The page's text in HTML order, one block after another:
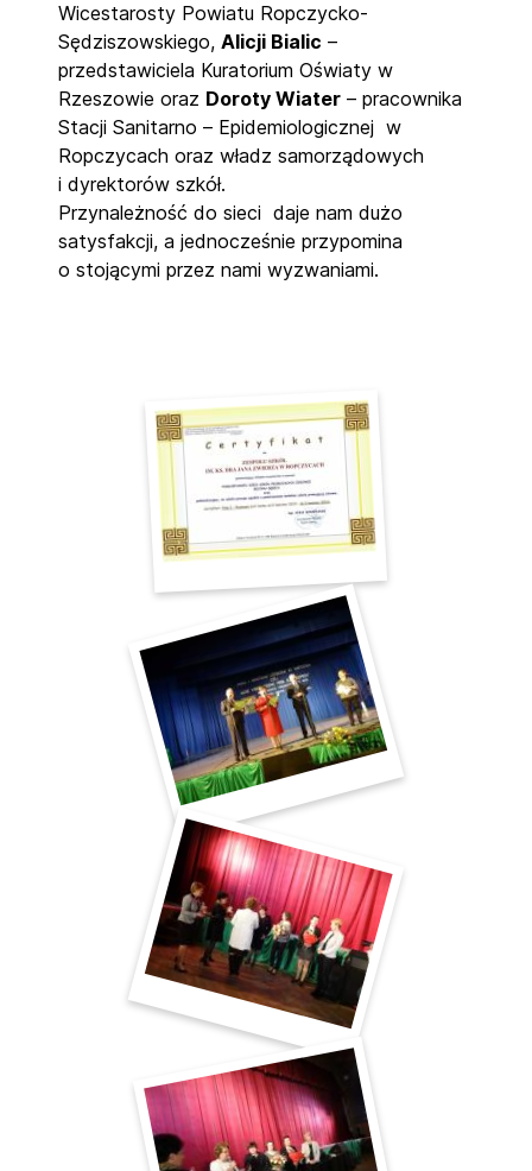
Wicestarosty Powiatu Ropczycko-
Sędziszowskiego, Alicji Bialic –
przedstawiciela Kuratorium Oświaty w
Rzeszowie oraz Doroty Wiater – pracownika
Stacji Sanitarno – Epidemiologicznej w
Ropczycach oraz władz samorządowych
i dyrektorów szkół.
Przynależność do sieci daje nam dużo
satysfakcji, a jednocześnie przypomina
o stojącymi przez nami wyzwaniami.